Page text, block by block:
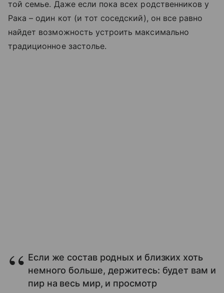
той семье. Даже если пока всех родственников у
Рака – один кот (и тот соседский), он все равно
найдет возможность устроить максимально
традиционное застолье.
Если же состав родных и близких хоть
немного больше, держитесь: будет вам и
пир на весь мир, и просмотр